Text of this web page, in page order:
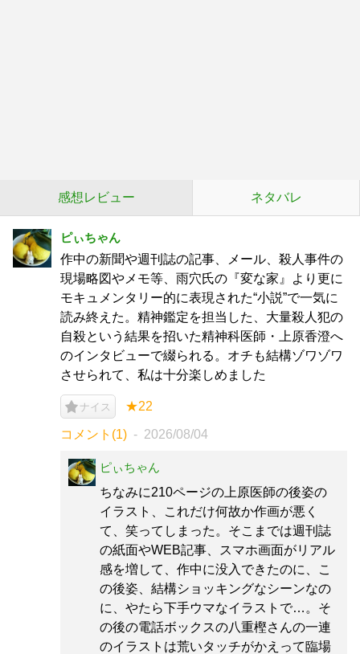
感想レビュー ネタバレ
ピぃちゃん
作中の新聞や週刊誌の記事、メール、殺人事件の
現場略図やメモ等、雨穴氏の『変な家』より更に
モキュメンタリー的に表現された“小説”で一気に
読み終えた。精神鑑定を担当した、大量殺人犯の
自殺という結果を招いた精神科医師・上原香澄へ
のインタビューで綴られる。オチも結構ゾワゾワ
させられて、私は十分楽しめました
ナイス ★22
コメント(1) 2026/08/04
ピぃちゃん
ちなみに210ページの上原医師の後姿の
イラスト、これだけ何故か作画が悪く
て、笑ってしまった。そこまでは週刊誌
の紙面やWEB記事、スマホ画面がリアル
感を増して、作中に没入できたのに、こ
の後姿、結構ショッキングなシーンなの
に、やたら下手ウマなイラストで…。そ
の後の電話ボックスの八重樫さんの一連
のイラストは荒いタッチがかえって臨場